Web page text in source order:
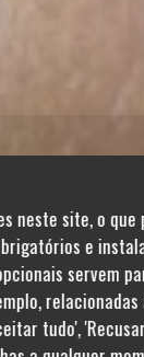
site, o
e
servem
tudo',